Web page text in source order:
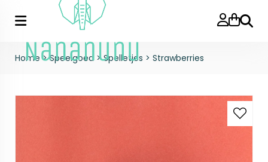
Home>Speelgoed>Spelletjes > Strawberries